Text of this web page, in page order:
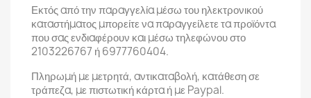
Εκτός από την παραγγελία μέσω του ηλεκτρονικού
καταστήματος μπορείτε να παραγγείλετε τα προϊόντα
που σας ενδιαφέρουν και μέσω τηλεφώνου στο
2103226767 ή 6977760404.
Πληρωμή με μετρητά, αντικαταβολή, κατάθεση σε
τράπεζα, με πιστωτική κάρτα ή με Paypal.